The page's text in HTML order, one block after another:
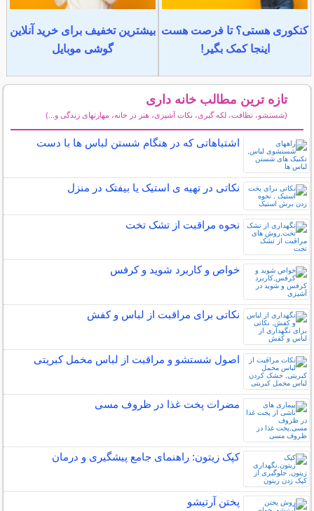
کنکوری هستی؟ تا فرصت هست
اینجا کمک بگیر!
بیشترین تخفیف برای خرید آنلاین
گوشی موبایل
تازه ترین مطالب خانه داری
(شستشو، نظافت، لکه گیری، نکات آشپزی، هنر در خانه، مهارتهای زندگی و...)
اشتباهاتی که در هنگام شستن لباس ها با دست
نکاتی در تهیه ی استیک یا بیفتک در منزل
نحوه مراقبت از تشک تخت
خواص و کاربرد شوید و کرفس
نکاتی برای مراقبت از لباس و کفش
اصول شستشو و مراقبت از لباس مخمل کبریتی
مضرات پخت غذا در ظروف مسی
کپک زیتون: راهنمای جامع پیشگیری و درمان
پختن آرتیشو